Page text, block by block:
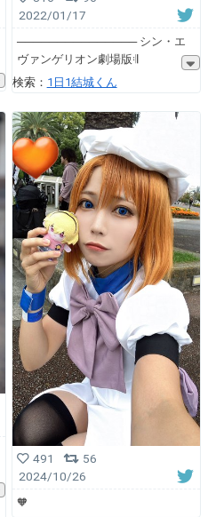
2022/01/17
─────────────── シン・エ
ヴァンゲリオン劇場版𝄇
検索： 1日1結城くん
491
56
2024/10/26
🧡